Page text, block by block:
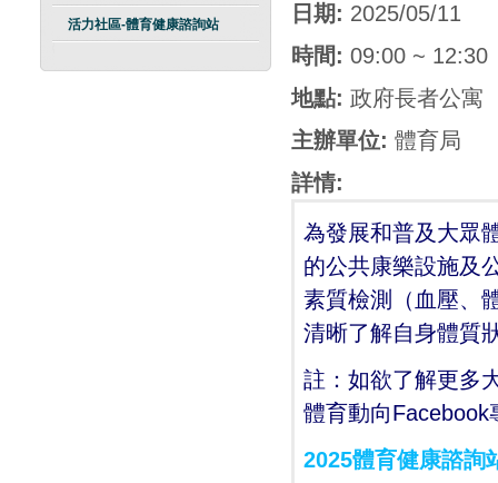
活力社區-體育健康諮詢站 日期: 2025/05/11
時間: 09:00 ~ 12:30
地點: 政府長者公寓
主辦單位: 體育局
詳情:
為發展和普及大眾
的公共康樂設施及
素質檢測（血壓、
清晰了解自身體質
註：如欲了解更多
體育動向Facebook
2025體育健康諮詢